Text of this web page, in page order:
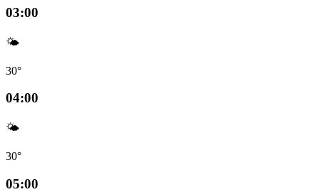
03:00
🌤️
30°
04:00
🌤️
30°
05:00